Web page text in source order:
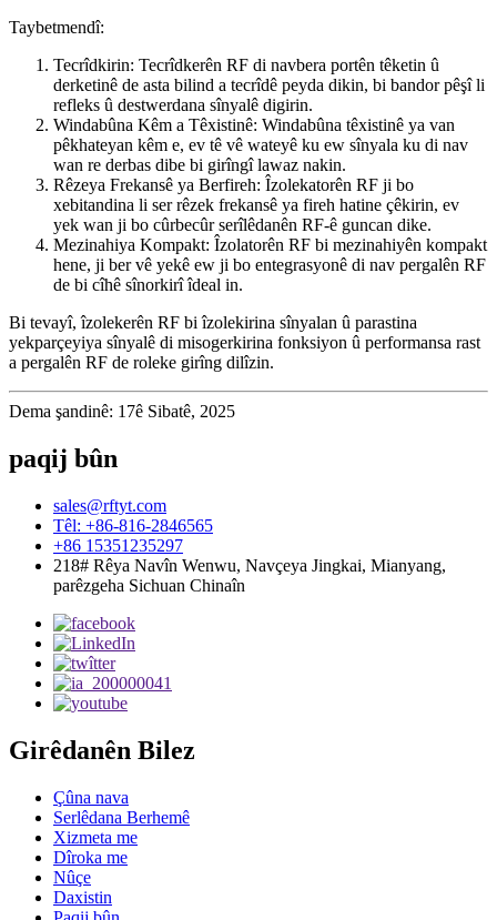
Taybetmendî:
Tecrîdkirin: Tecrîdkerên RF di navbera portên têketin û
derketinê de asta bilind a tecrîdê peyda dikin, bi bandor pêşî li
refleks û destwerdana sînyalê digirin.
Windabûna Kêm a Têxistinê: Windabûna têxistinê ya van
pêkhateyan kêm e, ev tê vê wateyê ku ew sînyala ku di nav
wan re derbas dibe bi girîngî lawaz nakin.
Rêzeya Frekansê ya Berfireh: Îzolekatorên RF ji bo
xebitandina li ser rêzek frekansê ya fireh hatine çêkirin, ev
yek wan ji bo cûrbecûr serîlêdanên RF-ê guncan dike.
Mezinahiya Kompakt: Îzolatorên RF bi mezinahiyên kompakt
hene, ji ber vê yekê ew ji bo entegrasyonê di nav pergalên RF
de bi cîhê sînorkirî îdeal in.
Bi tevayî, îzolekerên RF bi îzolekirina sînyalan û parastina
yekparçeyiya sînyalê di misogerkirina fonksiyon û performansa rast
a pergalên RF de roleke girîng dilîzin.
Dema şandinê: 17ê Sibatê, 2025
paqij bûn
sales@rftyt.com
Têl: +86-816-2846565
+86 15351235297
218# Rêya Navîn Wenwu, Navçeya Jingkai, Mianyang,
parêzgeha Sichuan Chinaîn
Girêdanên Bilez
Çûna nava
Serlêdana Berhemê
Xizmeta me
Dîroka me
Nûçe
Daxistin